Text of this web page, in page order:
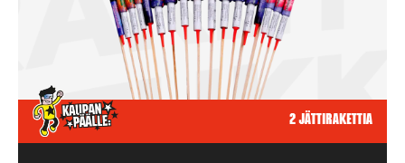
2 jättirakettia